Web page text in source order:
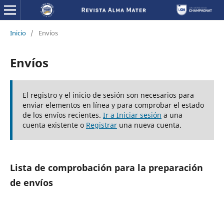
Inicio / Envíos
Envíos
El registro y el inicio de sesión son necesarios para
enviar elementos en línea y para comprobar el estado
de los envíos recientes. Ir a Iniciar sesión a una
cuenta existente o Registraruna nueva cuenta.
Lista de comprobación para la preparación
de envíos